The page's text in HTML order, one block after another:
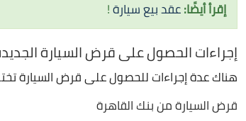
إقرأ أيضًا:عقد بيع سيارة‍!
إجراءات الحصول على قرض السيارة
هناك عدة إجراءات للحصول على قرض السيارة
قرض السيارة من بنك القاهرة